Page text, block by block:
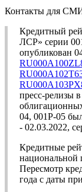
Контакты для
Кредитный
ЛСР» серии
опубликован
пресс-релизы
04, 001P-05
- 02.03.2022,
Кредитные
национальной
Пересмотр
года с даты